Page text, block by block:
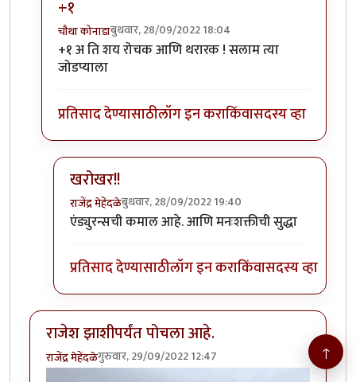
+१
चौथा कोनाडाबुधवार, 28/09/2022 18:04
In reply toचालत चालत लडाख वारीbyकपिलमुनी
+१ अ ति शय रोचक आणि थरारक ! सलाम त्या
जोडप्याला
प्रतिसाद देण्यासाठीलॉग इन कराकिंवासदस्य व्हा
खरोखर!!
राजेंद्र मेहेंदळेबुधवार, 28/09/2022 19:40
In reply to+१byचौथा कोनाडा
एंड्युरन्सची कमाल आहे. आणि मनःशक्तीची सुद्धा
प्रतिसाद देण्यासाठीलॉग इन कराकिंवासदस्य व्हा
राजेश झाशीपर्यंत पोचला आहे.
राजेंद्र मेहेंदळेगुरुवार, 29/09/2022 12:47 ↑